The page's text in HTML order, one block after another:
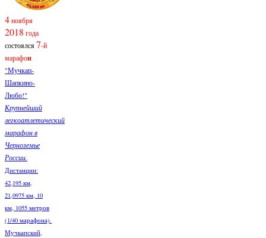
4ноября
2018 года
состоялся7-й
марафон
"Мучкап-
Шапкино-
Любо!"
Крупнейший
легкоатлетический
марафон в
Черноземье
России.
Дистанции:
42,195 км,
21,0975 км, 10
км, 1055 метров
(1/40 марафона).
Мучкапский,